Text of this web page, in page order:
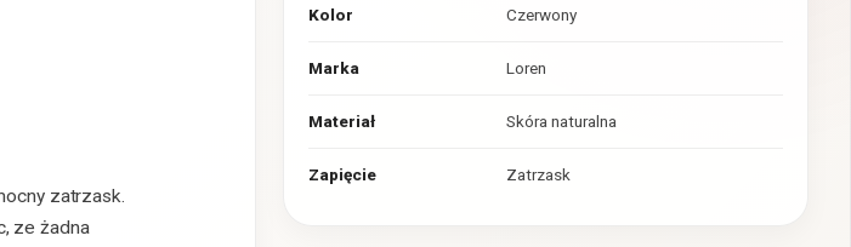
zatrzask.
ze żadna
Kolor Czerwony
Marka Loren
Materiał Skóra naturalna
Zapięcie Zatrzask